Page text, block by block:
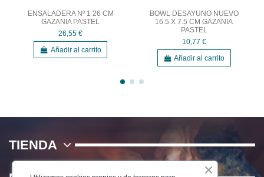
ENSALADERA Nº 1 26 CM
GAZANIA PASTEL
26,55 €
Añadir al carrito
BOWL DESAYUNO NUEVO
16.5 X 7.5 CM GAZANIA
PASTEL
10,77 €
Añadir al carrito
TIENDA